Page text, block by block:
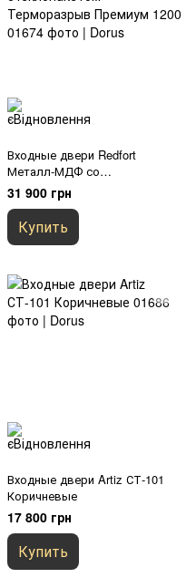
Входные двери Redfort
Металл-МДФ со
стеклопакетом Терморазрыв
Премиум 1200
31 900 грн
Купить
Входные двери Artiz СТ-101
Коричневые
17 800 грн
Купить